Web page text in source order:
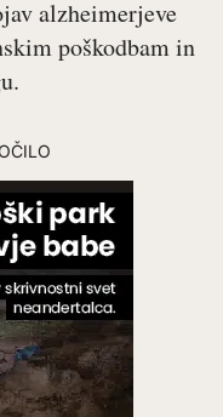
alzheimerjeve
poškodbam in